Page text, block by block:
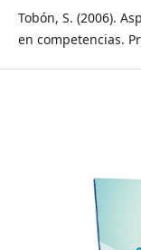
Tobón, S. (2006).
en competencias.